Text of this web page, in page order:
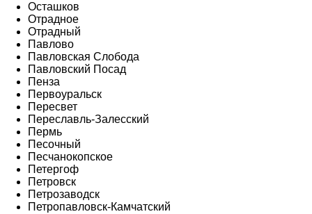
Осташков
Отрадное
Отрадный
Павлово
Павловская Слобода
Павловский Посад
Пенза
Первоуральск
Пересвет
Переславль-Залесский
Пермь
Песочный
Песчанокопское
Петергоф
Петровск
Петрозаводск
Петропавловск-Камчатский